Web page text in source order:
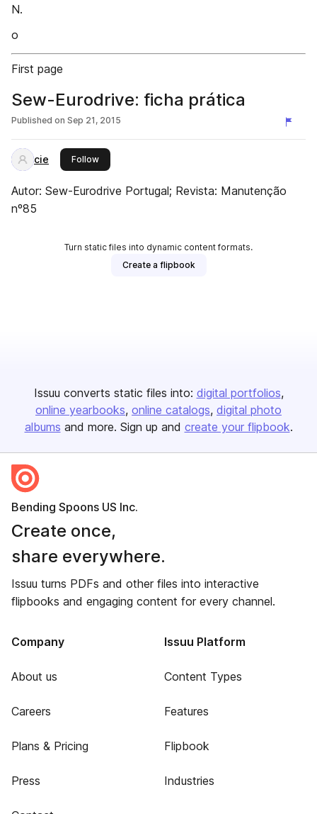
N.
o
First page
Sew-Eurodrive: ficha prática
Published on Sep 21, 2015
cie Followthis publisher
Autor: Sew-Eurodrive Portugal; Revista: Manutenção
nº85
Turn static files into dynamic content formats.
Create a flipbook
Issuu converts static files into: digital portfolios
online yearbooks online catalogs digital photo
albums and more. Sign up and create your flipbook.
Bending Spoons US Inc.
Create once,
share everywhere.
Issuu turns PDFs and other files into interactive
flipbooks and engaging content for every channel.
Company
About us
Careers
Plans & Pricing
Press
Issuu Platform
Content Types
Features
Flipbook
Industries